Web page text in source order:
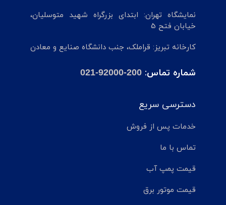
نمایشگاه تهران: ابتدای بزرگراه شهید متوسلیان،
خیابان فتح 5
کارخانه تبریز: قراملک، جنب دانشگاه صنایع و معادن
شماره تماس: 021-92000-200
دسترسی سریع
خدمات پس از فروش
تماس با ما
قیمت پمپ آب
قیمت موتور برق